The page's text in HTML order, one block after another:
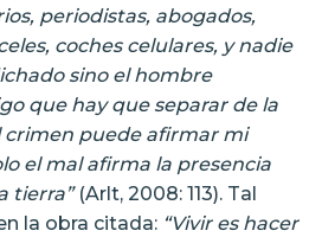
periodistas, abogados,
coches celulares, y nadie
sino el hombre
que hay que separar de la
crimen puede afirmar mi
el mal afirma la presencia
tierra”(Arlt, 2008: 113). Tal
la obra citada: “Vivir es hacer